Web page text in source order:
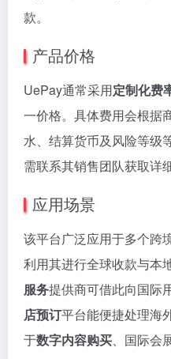
款。
产品价格
UePay通常采用定制化费
一价格。具体费用会根据
水、结算货币及风险等级
需联系其销售团队获取详
应用场景
该平台广泛应用于多个跨
利用其进行全球收款与本
服务提供商可借此向国际
店预订平台能便捷处理海
于数字内容购买、国际会